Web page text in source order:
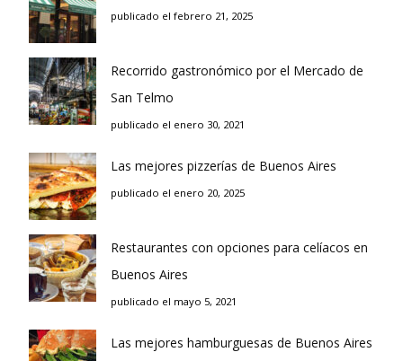
publicado el febrero 21, 2025
Recorrido gastronómico por el Mercado de
San Telmo
publicado el enero 30, 2021
Las mejores pizzerías de Buenos Aires
publicado el enero 20, 2025
Restaurantes con opciones para celíacos en
Buenos Aires
publicado el mayo 5, 2021
Las mejores hamburguesas de Buenos Aires